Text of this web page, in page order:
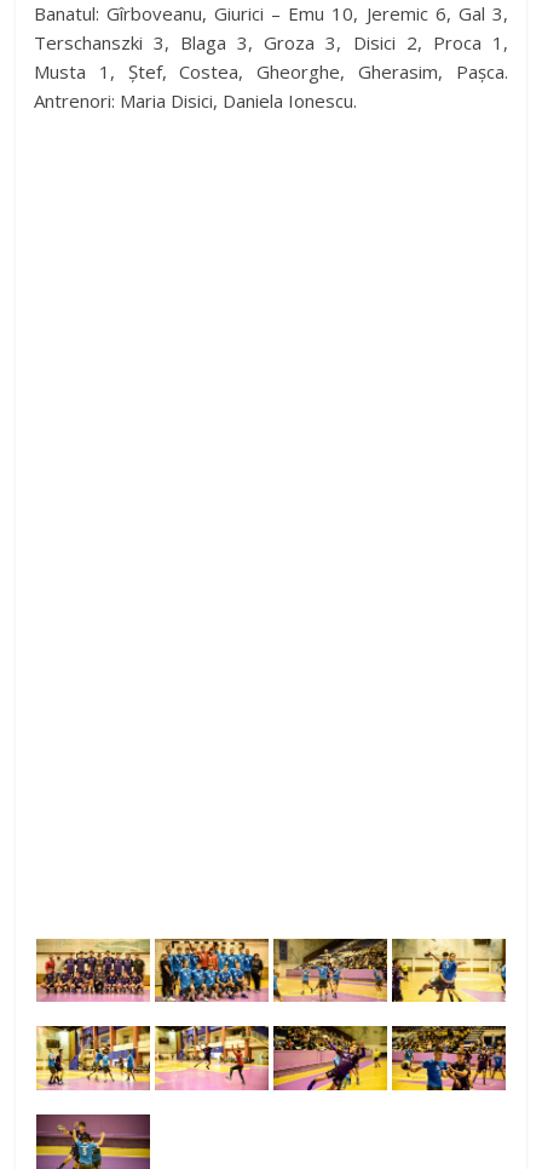
Banatul: Gîrboveanu, Giurici – Emu 10, Jeremic 6, Gal 3,
Terschanszki 3, Blaga 3, Groza 3, Disici 2, Proca 1,
Musta 1, Ștef, Costea, Gheorghe, Gherasim, Pașca.
Antrenori: Maria Disici, Daniela Ionescu.